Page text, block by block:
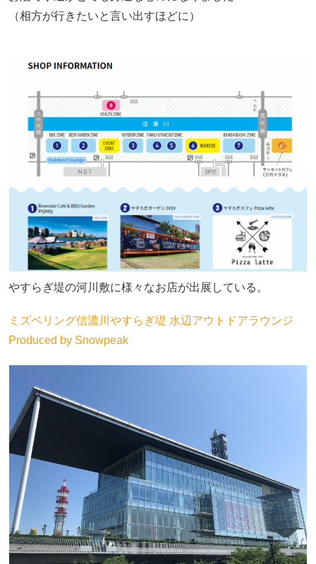
（相方が行きたいと言い出すほどに）
やすらぎ堤の河川敷に様々なお店が出展している。
ミズベリング信濃川やすらぎ堤 水辺アウトドアラウンジ
Produced by Snowpeak